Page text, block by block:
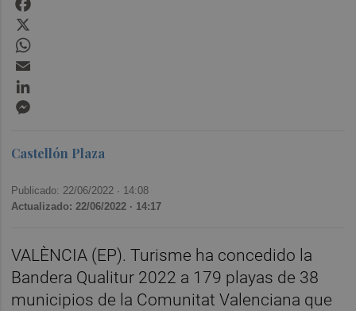
Castellón Plaza
Publicado: 22/06/2022 · 14:08
Actualizado: 22/06/2022 · 14:17
VALÈNCIA (EP). Turisme ha concedido la
Bandera Qualitur 2022 a 179 playas de 38
municipios de la Comunitat Valenciana que